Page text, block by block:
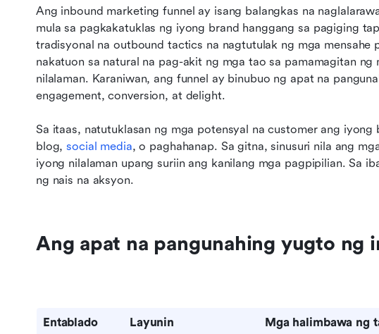
Ang inbound marketing funnel ay isang balangkas na
mula sa pagkakatuklas ng iyong brand hanggang sa pagiging
tradisyonal na outbound tactics na nagtutulak ng mga mensahe
nakatuon sa natural na pag-akit ng mga tao sa pamamagitan ng
nilalaman. Karaniwan, ang funnel ay binubuo ng apat na
engagement, conversion, at delight.
Sa itaas, natutuklasan ng mga potensyal na customer ang iyong
blog, social media, o paghahanap. Sa gitna, sinusuri nila ang
iyong nilalaman upang suriin ang kanilang mga pagpipilian. Sa
ng nais na aksyon.
Ang apat na pangunahing yugto ng
Entablado Layunin Mga halimbawa ng